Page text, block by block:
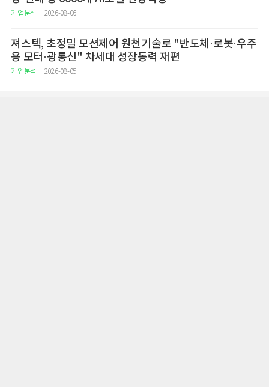
기업분석 2026-08-06
져스텍, 초정밀 모션제어 원천기술로 "반도체·로봇·우주
용 모터·광통신" 차세대 성장동력 재편
기업분석 2026-08-05